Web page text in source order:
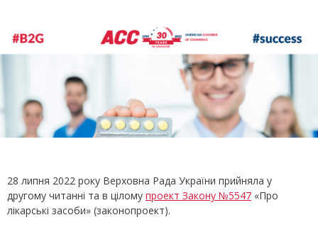
28 липня 2022 року Верховна Рада України прийняла у
другому читанні та в цілому проект Закону №5547 «Про
лікарські засоби» (законопроект).